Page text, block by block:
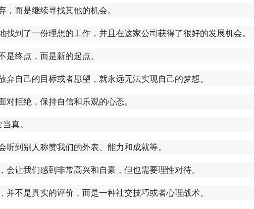
，而是继续寻找其他的机会。
找到了一份理想的工作，并且在这家公司获得了很好的发展机会。
是终点，而是新的起点。
弃自己的目标或者愿望，就永远无法实现自己的梦想。
对拒绝，保持自信和乐观的心态。
真。
听到别人称赞我们的外表、能力和成就等。
会让我们感到非常高兴和自豪，但也需要理性对待。
并不是真实的评价，而是一种社交技巧或者心理战术。